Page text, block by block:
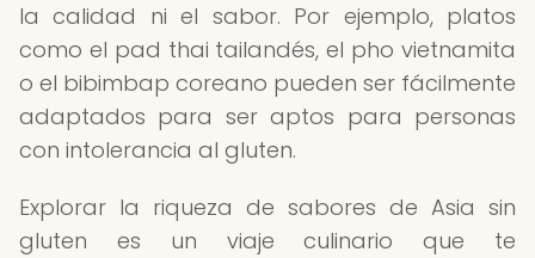
la calidad ni el sabor. Por ejemplo, platos
como el pad thai tailandés, el pho vietnamita
o el bibimbap coreano pueden ser fácilmente
adaptados para ser aptos para personas
con intolerancia al gluten.
Explorar la riqueza de sabores de Asia sin
gluten es un viaje culinario que te